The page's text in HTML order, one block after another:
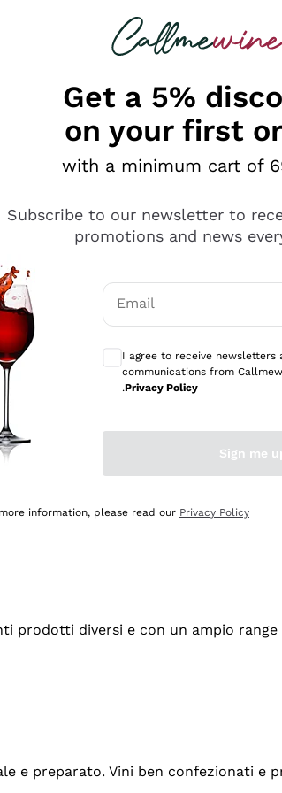
looking for
professionalità
diversi e con un ampio
e preparato. Vini ben confezionati
Get a 5%
on your first
with a minimum cart of
Subscribe to our newsletter to
promotions and news
Email
I agree to receive newsletters
communications from
.Privacy Policy
Sign me
information, please read our Privacy Policy